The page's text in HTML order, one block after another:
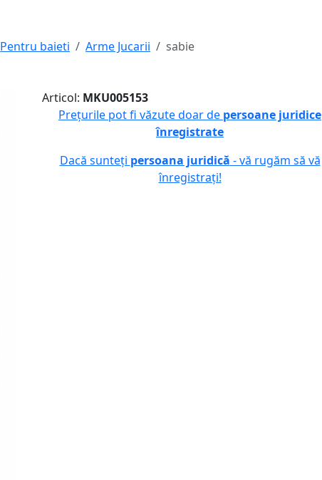
Pentru baieti Arme Jucarii sabie
Articol: MKU005153
Prețurile pot fi văzute doar de persoane juridice
înregistrate
Dacă sunteți persoana juridică - vă rugăm să vă
înregistrați!